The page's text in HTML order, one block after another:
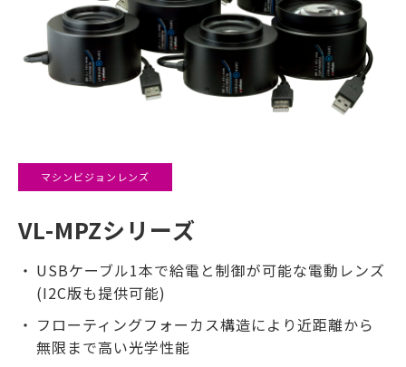
マシンビジョンレンズ
VL-MPZシリーズ
USBケーブル1本で給電と制御が可能な電動レンズ
(I2C版も提供可能)
フローティングフォーカス構造により近距離から
無限まで高い光学性能